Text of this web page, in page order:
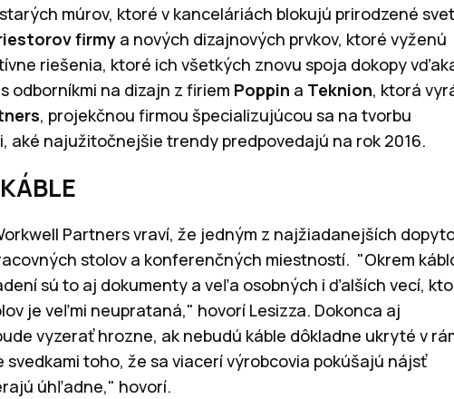
múrov, ktoré v kanceláriách blokujú prirodzené
firmy a nových dizajnových prvkov, ktoré vyženú
riešenia, ktoré ich všetkých znovu spoja dokopy
odborníkmi na dizajn z firiem Poppin a Teknion, ktorá
, projekčnou firmou špecializujúcou sa na tvorbu
aké najužitočnejšie trendy predpovedajú na rok 2016.
Partners vraví, že jedným z najžiadanejších
stolov a konferenčných miestností. "Okrem
sú to aj dokumenty a veľa osobných i ďalších vecí,
je veľmi neuprataná," hovorí Lesizza. Dokonca aj
vyzerať hrozne, ak nebudú káble dôkladne ukryté v
svedkami toho, že sa viacerí výrobcovia pokúšajú nájsť
úhľadne," hovorí.